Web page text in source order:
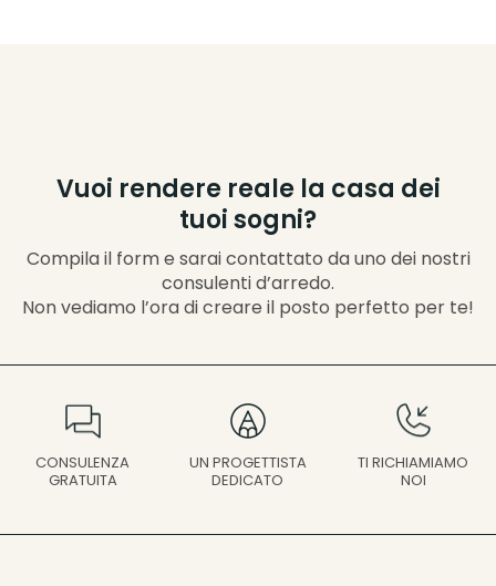
Vuoi rendere reale la casa dei
tuoi sogni?
Compila il form e sarai contattato da uno dei nostri
consulenti d’arredo.
Non vediamo l’ora di creare il posto perfetto per te!
CONSULENZA
GRATUITA
UN PROGETTISTA
DEDICATO
TI RICHIAMIAMO
NOI